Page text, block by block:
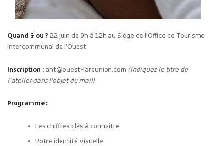
Quand & où ? 22 juin de 9h à 12h au Siège de l’Office de Tourisme
Intercommunal de l’Ouest
Inscription : ant@ouest-lareunion.com (indiquez le titre de
l’atelier dans l’objet du mail)
Programme :
Les chiffres clés à connaître
Votre identité visuelle